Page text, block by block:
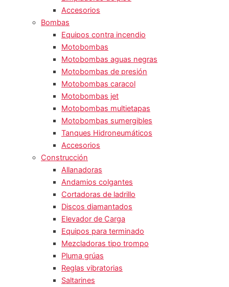
Accesorios
Bombas
Equipos contra incendio
Motobombas
Motobombas aguas negras
Motobombas de presión
Motobombas caracol
Motobombas jet
Motobombas multietapas
Motobombas sumergibles
Tanques Hidroneumáticos
Accesorios
Construcción
Allanadoras
Andamios colgantes
Cortadoras de ladrillo
Discos diamantados
Elevador de Carga
Equipos para terminado
Mezcladoras tipo trompo
Pluma grúas
Reglas vibratorias
Saltarines